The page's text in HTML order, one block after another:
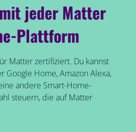
jeder Matter
Plattform
Matter zertifiziert. Du kannst
Google Home, Amazon Alexa,
andere Smart-Home-
steuern, die auf Matter